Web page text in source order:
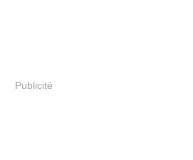
Publicité